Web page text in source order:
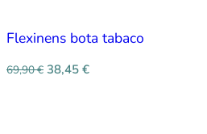
Flexinens bota tabaco
69,90€ 38,45 €